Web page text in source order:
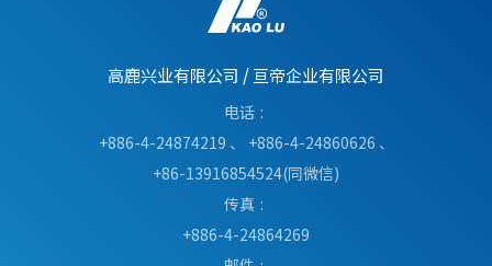
高鹿兴业有限公司 /亘帝企业有限公司
电话
+886-4-24874219 、 +886-4-24860626 、
+86-13916854524(同微信)
传真
+886-4-24864269